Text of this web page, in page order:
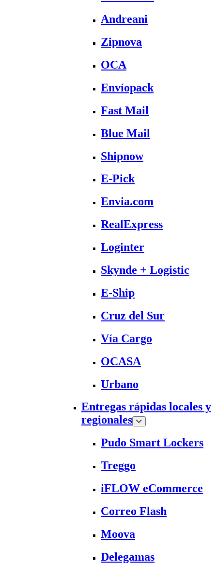
Andreani
Zipnova
OCA
Envíopack
Fast Mail
Blue Mail
Shipnow
E-Pick
Envia.com
RealExpress
Loginter
Skynde + Logistic
E-Ship
Cruz del Sur
Vía Cargo
OCASA
Urbano
Entregas rápidas locales y
regionales
Pudo Smart Lockers
Treggo
iFLOW eCommerce
Correo Flash
Moova
Delegamas